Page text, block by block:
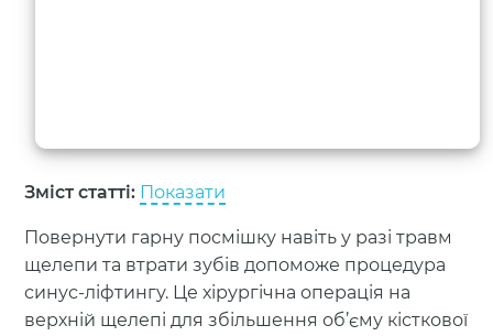
Зміст статті: Показати
Повернути гарну посмішку навіть у разі травм
щелепи та втрати зубів допоможе процедура
синус-ліфтингу. Це хірургічна операція на
верхній щелепі для збільшення об’єму кісткової